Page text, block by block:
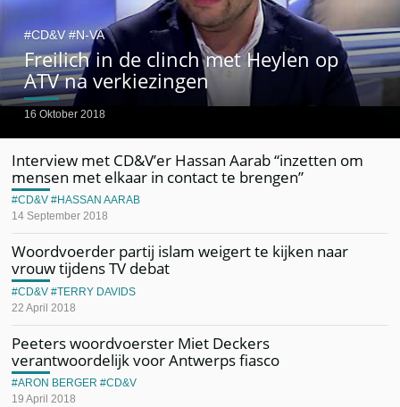
Freilich in de clinch met Heylen op
ATV na verkiezingen
16 Oktober 2018
CD&V N-VA
Interview met CD&V’er Hassan Aarab “inzetten om
mensen met elkaar in contact te brengen”
14 September 2018
CD&V HASSAN AARAB
Woordvoerder partij islam weigert te kijken naar
vrouw tijdens TV debat
22 April 2018
CD&V TERRY DAVIDS
Peeters woordvoerster Miet Deckers
verantwoordelijk voor Antwerps fiasco
19 April 2018
ARON BERGER CD&V